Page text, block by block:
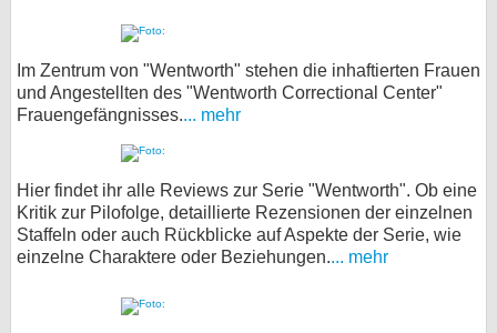
Im Zentrum von "Wentworth" stehen die inhaftierten Frauen
und Angestellten des "Wentworth Correctional Center"
Frauengefängnisses.... mehr
Hier findet ihr alle Reviews zur Serie "Wentworth". Ob eine
Kritik zur Pilofolge, detaillierte Rezensionen der einzelnen
Staffeln oder auch Rückblicke auf Aspekte der Serie, wie
einzelne Charaktere oder Beziehungen.... mehr